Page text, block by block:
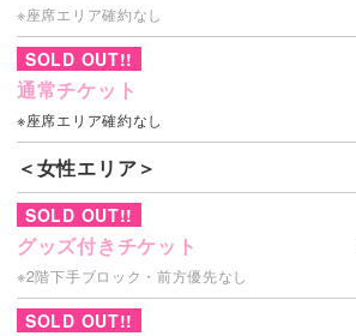
※座席エリア確約なし
SOLD OUT!!
通常チケット
※座席エリア確約なし
＜女性エリア＞
SOLD OUT!!
グッズ付きチケット
※2階下手ブロック・前方優先なし
SOLD OUT!!